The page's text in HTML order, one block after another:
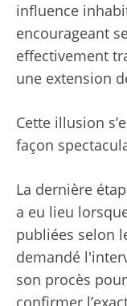
influence
encourageant
effectivement
une extension
Cette illusion
façon
La dernière
a eu lieu
publiées selon
demandé
son procès
confirmer